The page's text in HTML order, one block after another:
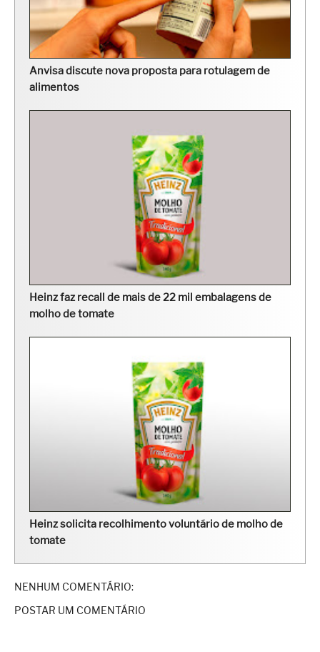
Anvisa discute nova proposta para rotulagem de
alimentos
Heinz faz recall de mais de 22 mil embalagens de
molho de tomate
Heinz solicita recolhimento voluntário de molho de
tomate
NENHUM COMENTÁRIO:
POSTAR UM COMENTÁRIO